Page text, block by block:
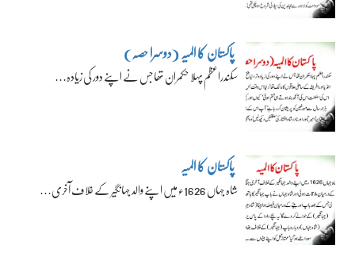
پاکستان کا المیہ (دوسرا حصہ)
سکندراعظم پہلا حکمران تھا جس نے اپنے دور کی زیادہ…
پاکستان کا المیہ
شاہ جہاں 1626ء میں اپنے والد جہانگیر کے خلاف آخری…